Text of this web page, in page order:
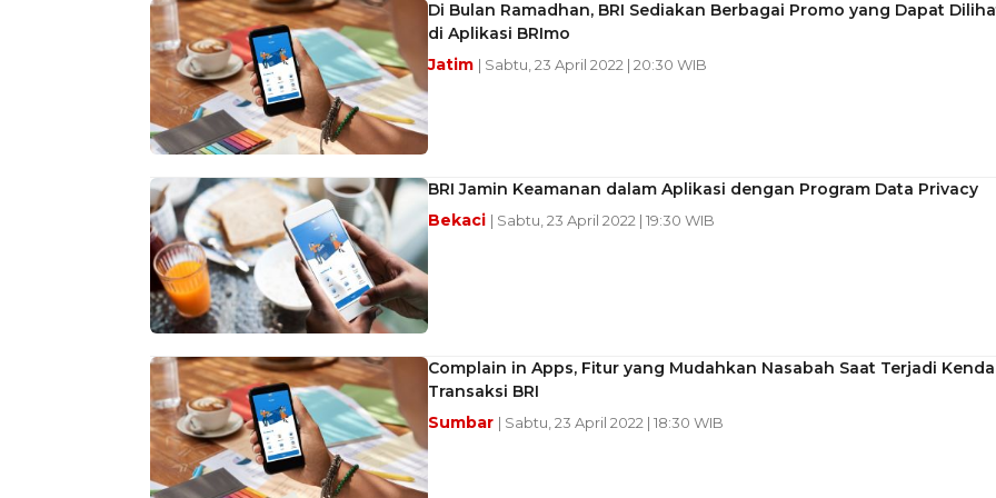
Di Bulan Ramadhan, BRI Sediakan Berbagai Promo yang Dapat
di Aplikasi BRImo
Jatim | Sabtu, 23 April 2022 | 20:30 WIB
BRI Jamin Keamanan dalam Aplikasi dengan Program Data Privacy
Bekaci | Sabtu, 23 April 2022 | 19:30 WIB
Complain in Apps, Fitur yang Mudahkan Nasabah Saat Terjadi
Transaksi BRI
Sumbar | Sabtu, 23 April 2022 | 18:30 WIB